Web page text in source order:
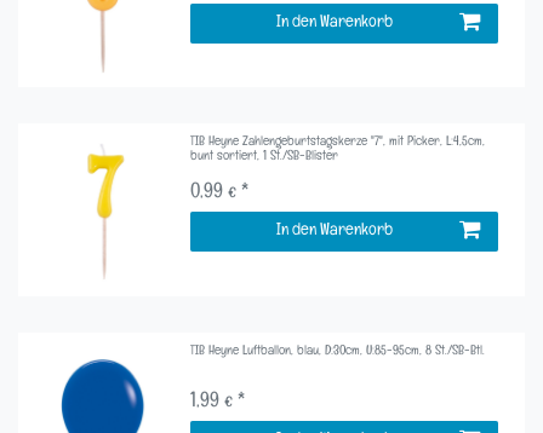
In den Warenkorb
TIB Heyne Zahlengeburtstagskerze "7", mit Picker, L:4,5cm,
bunt sortiert, 1 St./SB-Blister
0,99 € *
In den Warenkorb
TIB Heyne Luftballon, blau, D:30cm, U:85-95cm, 8 St./SB-Btl.
1,99 € *